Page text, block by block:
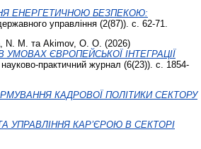
ЕНЕРГЕТИЧНОЮ БЕЗПЕКОЮ:
управління (2(87)). с. 62-71.
N. M. та Akimov, O. O. (2026)
ЄВРОПЕЙСЬКОЇ ІНТЕГРАЦІЇ
науково-практичний журнал (6(23)). с. 1854-
КАДРОВОЇ ПОЛІТИКИ СЕКТОРУ
УПРАВЛІННЯ КАРʼЄРОЮ В СЕКТОРІ